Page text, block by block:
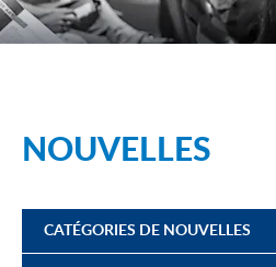
NOUVELLES
CATÉGORIES DE NOUVELLES